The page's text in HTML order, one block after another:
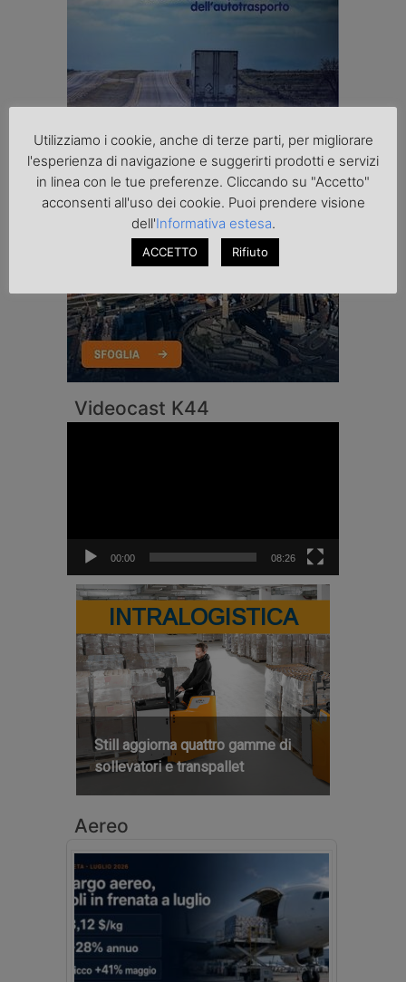
Videocast K44
00:00 08:26
INTRALOGISTICA
Still aggiorna quattro gamme di
sollevatori e transpallet
Aereo
Utilizziamo i cookie, anche di terze parti, per migliorare
l'esperienza di navigazione e suggerirti prodotti e servizi
in linea con le tue preferenze. Cliccando su "Accetto"
acconsenti all'uso dei cookie. Puoi prendere visione
dell'Informativa estesa.
ACCETTO Rifiuto